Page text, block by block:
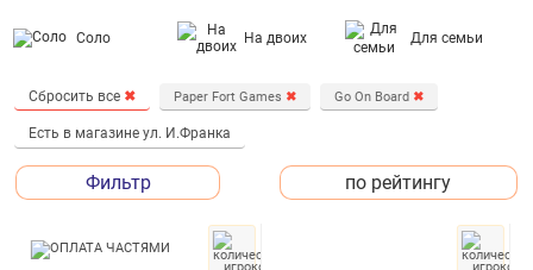
Соло На двоих Для семьи
Сбросить все ✖ Paper Fort Games ✖ Go On Board ✖
Есть в магазине ул. И.Франка
Фильтр по рейтингу